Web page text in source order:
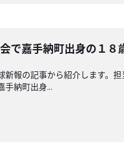
で嘉手納町出身の１
新報の記事から紹介します。
手納町出身...